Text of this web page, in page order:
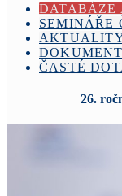
DATABÁZE
SEMINÁŘE
ČASTÉ
26.